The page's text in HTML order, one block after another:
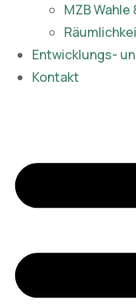
MZB Wahle
Entwicklungs-
Kontakt